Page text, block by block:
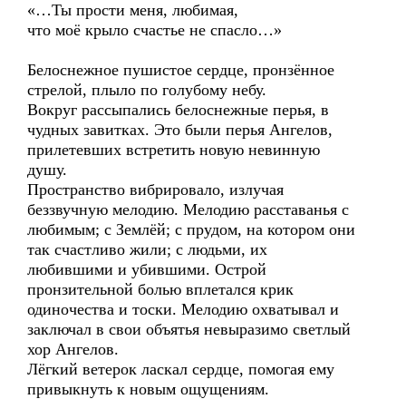
«…Ты прости меня, любимая,
что моё крыло счастье не спасло…»
Белоснежное пушистое сердце, пронзённое
стрелой, плыло по голубому небу.
Вокруг рассыпались белоснежные перья, в
чудных завитках. Это были перья Ангелов,
прилетевших встретить новую невинную
душу.
Пространство вибрировало, излучая
беззвучную мелодию. Мелодию расставанья с
любимым; с Землёй; с прудом, на котором они
так счастливо жили; с людьми, их
любившими и убившими. Острой
пронзительной болью вплетался крик
одиночества и тоски. Мелодию охватывал и
заключал в свои объятья невыразимо светлый
хор Ангелов.
Лёгкий ветерок ласкал сердце, помогая ему
привыкнуть к новым ощущениям.